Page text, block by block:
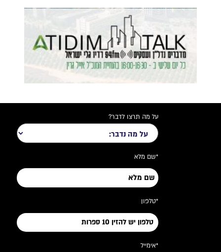
על מה תרצו לדבר?
*שם מלא
*טלפון
*אימייל